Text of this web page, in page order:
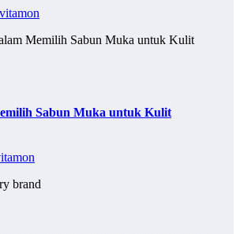
Sabun Muka untuk Kulit